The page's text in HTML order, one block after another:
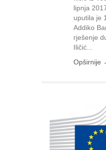
lipnja
uputila je
Addiko
rješenje
Iličić...
Opširnije